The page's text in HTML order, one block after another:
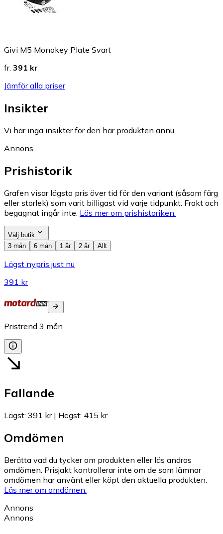
Givi M5 Monokey Plate Svart
fr. 391 kr
Jämför alla priser
Insikter
Vi har inga insikter för den här produkten ännu.
Annons
Prishistorik
Grafen visar lägsta pris över tid för den variant (såsom färg
eller storlek) som varit billigast vid varje tidpunkt. Frakt och
begagnat ingår inte. Läs mer om prishistoriken.
Välj butik
3 mån
6 mån 1 år 2 år Allt
Lägst nypris just nu
391 kr
Pristrend 3 mån
Fallande
Lägst: 391 kr| Högst: 415 kr
Omdömen
Berätta vad du tycker om produkten eller läs andras
omdömen. Prisjakt kontrollerar inte om de som lämnar
omdömen har använt eller köpt den aktuella produkten.
Läs mer om omdömen.
Annons
Annons